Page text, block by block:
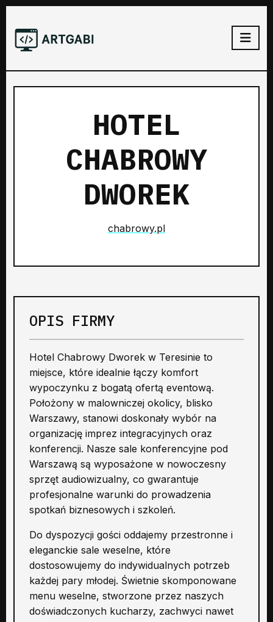
HOTEL
CHABROWY
DWOREK
chabrowy.pl
OPIS FIRMY
Hotel Chabrowy Dworek w Teresinie to
miejsce, które idealnie łączy komfort
wypoczynku z bogatą ofertą eventową.
Położony w malowniczej okolicy, blisko
Warszawy, stanowi doskonały wybór na
organizację imprez integracyjnych oraz
konferencji. Nasze sale konferencyjne pod
Warszawą są wyposażone w nowoczesny
sprzęt audiowizualny, co gwarantuje
profesjonalne warunki do prowadzenia
spotkań biznesowych i szkoleń.
Do dyspozycji gości oddajemy przestronne i
eleganckie sale weselne, które
dostosowujemy do indywidualnych potrzeb
każdej pary młodej. Świetnie skomponowane
menu weselne, stworzone przez naszych
doświadczonych kucharzy, zachwyci nawet